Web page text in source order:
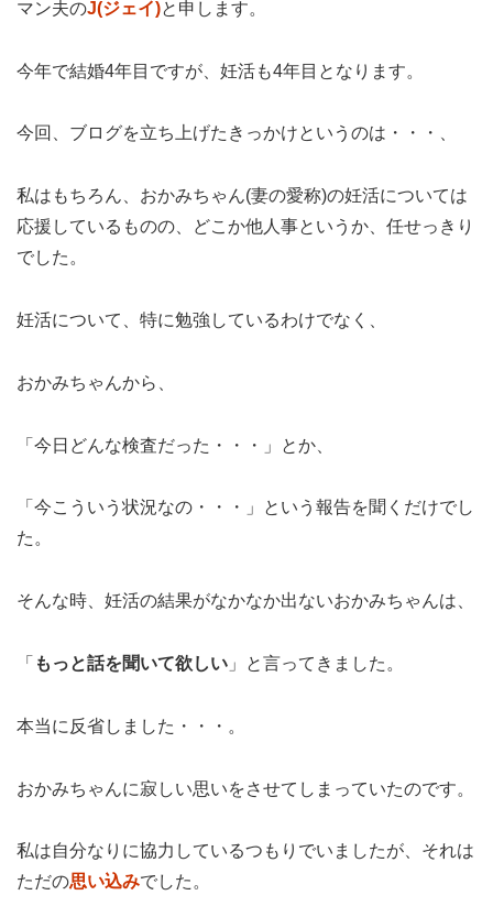
マン夫のJ(ジェイ)と申します。
今年で結婚4年目ですが、妊活も4年目となります。
今回、ブログを立ち上げたきっかけというのは・・・、
私はもちろん、おかみちゃん(妻の愛称)の妊活については
応援しているものの、どこか他人事というか、任せっきり
でした。
妊活について、特に勉強しているわけでなく、
おかみちゃんから、
「今日どんな検査だった・・・」とか、
「今こういう状況なの・・・」という報告を聞くだけでし
た。
そんな時、妊活の結果がなかなか出ないおかみちゃんは、
「 もっと話を聞いて欲しい 」と言ってきました。
本当に反省しました・・・。
おかみちゃんに寂しい思いをさせてしまっていたのです。
私は自分なりに協力しているつもりでいましたが、それは
ただの思い込みでした。